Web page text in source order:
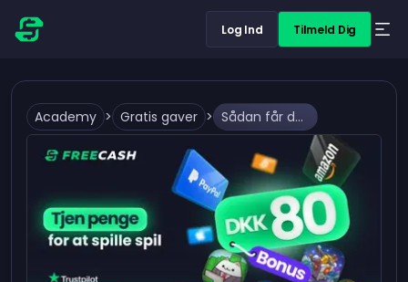
Log Ind Tilmeld Dig
Academy > Gratis gaver > Sådan får du Hinge+ & HingeX uden at bruge dine egne penge